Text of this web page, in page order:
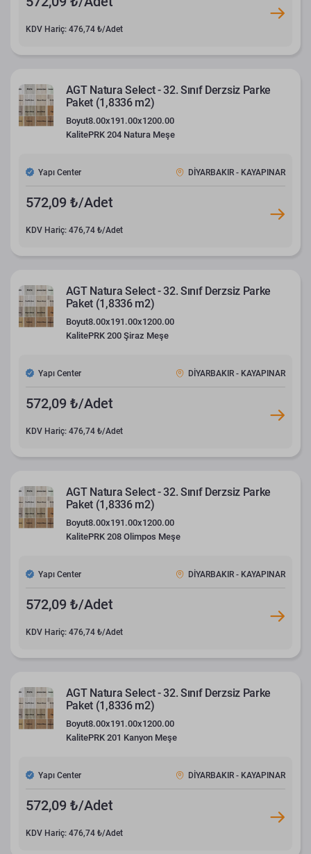
KDV Hariç: 476,74 ₺/Adet
AGT Natura Select - 32. Sınıf Derzsiz Parke
Paket (1,8336 m2)
Boyut8.00x191.00x1200.00
KalitePRK 204 Natura Meşe
Yapı Center DİYARBAKIR - KAYAPINAR
572,09 ₺/Adet
KDV Hariç: 476,74 ₺/Adet
AGT Natura Select - 32. Sınıf Derzsiz Parke
Paket (1,8336 m2)
Boyut8.00x191.00x1200.00
KalitePRK 200 Şiraz Meşe
Yapı Center DİYARBAKIR - KAYAPINAR
572,09 ₺/Adet
KDV Hariç: 476,74 ₺/Adet
AGT Natura Select - 32. Sınıf Derzsiz Parke
Paket (1,8336 m2)
Boyut8.00x191.00x1200.00
KalitePRK 208 Olimpos Meşe
Yapı Center DİYARBAKIR - KAYAPINAR
572,09 ₺/Adet
KDV Hariç: 476,74 ₺/Adet
AGT Natura Select - 32. Sınıf Derzsiz Parke
Paket (1,8336 m2)
Boyut8.00x191.00x1200.00
KalitePRK 201 Kanyon Meşe
Yapı Center DİYARBAKIR - KAYAPINAR
572,09 ₺/Adet
KDV Hariç: 476,74 ₺/Adet